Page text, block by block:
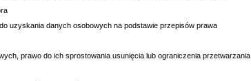
uzyskania danych osobowych na podstawie przepisów prawa
prawo do ich sprostowania usunięcia lub ograniczenia przetwarzania